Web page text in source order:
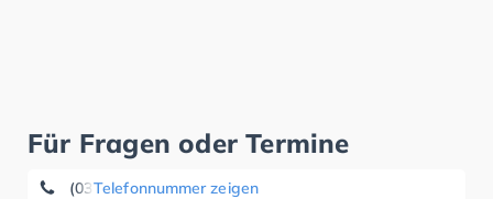
Für Fragen oder Termine
Telefonnummer zeigen
(03546) 18 56 82